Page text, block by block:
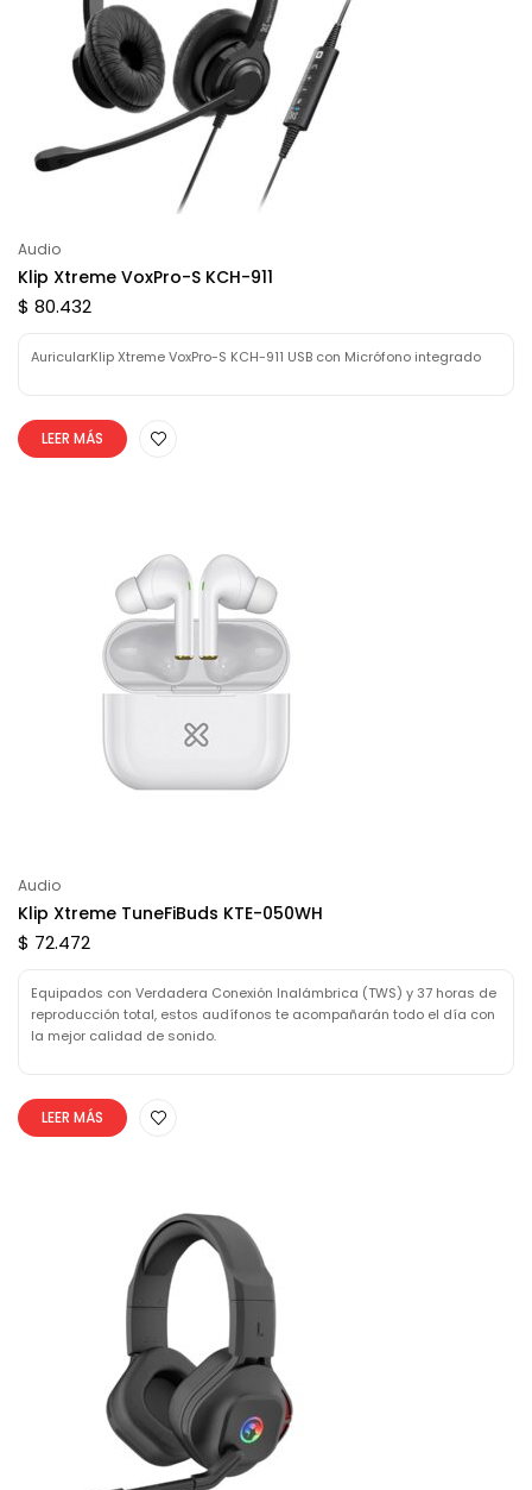
Audio
Klip Xtreme VoxPro-S KCH-911
$ 80.432
AuricularKlip Xtreme VoxPro-S KCH-911 USB con Micrófono integrado
LEER MÁS
Audio
Klip Xtreme TuneFiBuds KTE-050WH
$ 72.472
Equipados con Verdadera Conexión Inalámbrica (TWS) y 37 horas de
reproducción total, estos audífonos te acompañarán todo el día con
la mejor calidad de sonido.
LEER MÁS